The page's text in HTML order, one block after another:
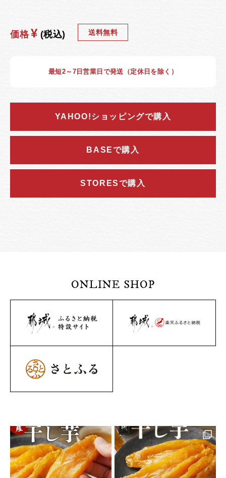
価格 ¥ (税込) 送料無料
最短2～7日営業日で発送（定休日を除く）
YAHOO!ショッピングで購入
BASEで購入
STORESで購入
ONLINE SHOP